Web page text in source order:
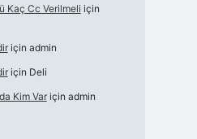
Kaç Cc Verilmeli için
için admin
için Deli
Kim Variçin admin